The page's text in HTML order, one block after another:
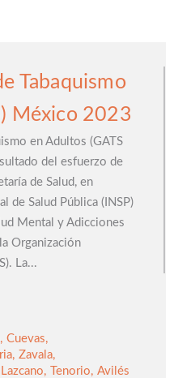
Tabaquismo
México 2023
en Adultos (GATS
del esfuerzo de
de Salud, en
de Salud Pública (INSP)
Mental y Adicciones
Organización
La...
, Cuevas,
, Zavala,
Lazcano, Tenorio, Avilés